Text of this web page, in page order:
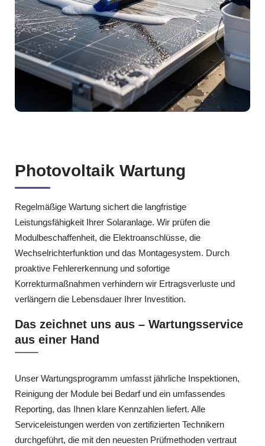
Photovoltaik Wartung
Regelmäßige Wartung sichert die langfristige
Leistungsfähigkeit Ihrer Solaranlage. Wir prüfen die
Modulbeschaffenheit, die Elektroanschlüsse, die
Wechselrichterfunktion und das Montagesystem. Durch
proaktive Fehlererkennung und sofortige
Korrekturmaßnahmen verhindern wir Ertragsverluste und
verlängern die Lebensdauer Ihrer Investition.
Das zeichnet uns aus – Wartungsservice
aus einer Hand
Unser Wartungsprogramm umfasst jährliche Inspektionen,
Reinigung der Module bei Bedarf und ein umfassendes
Reporting, das Ihnen klare Kennzahlen liefert. Alle
Serviceleistungen werden von zertifizierten Technikern
durchgeführt, die mit den neuesten Prüfmethoden vertraut